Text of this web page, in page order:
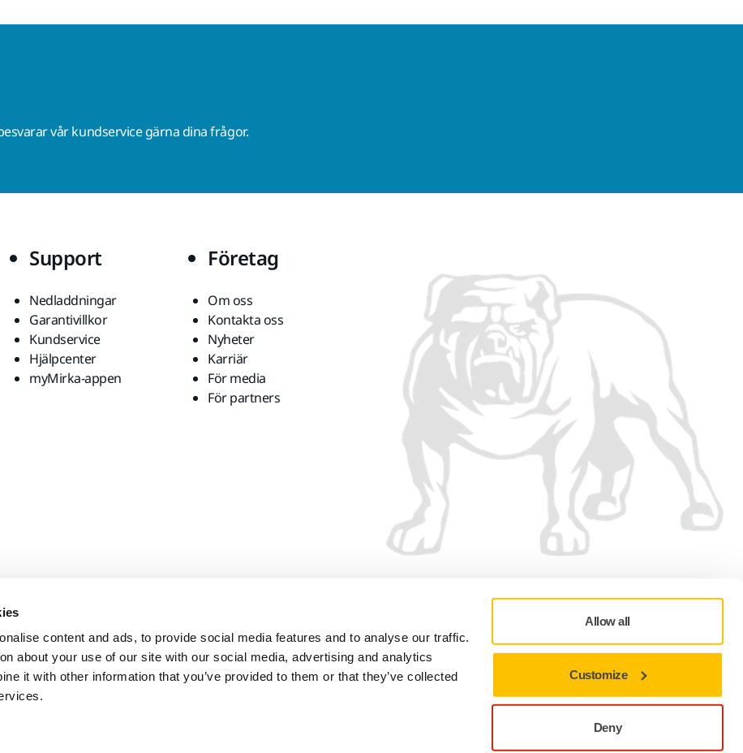
content and ads, to provide social media features and to analyse our traffic.
about your use of our site with our social media, advertising and analytics
it with other information that you’ve provided to them or that they’ve collected
Allow all
Customize
Deny
vår kundservice gärna dina frågor.
Support
Nedladdningar
Garantivillkor
Kundservice
Hjälpcenter
myMirka-appen
Företag
Om oss
Kontakta oss
Nyheter
Karriär
För media
För partners